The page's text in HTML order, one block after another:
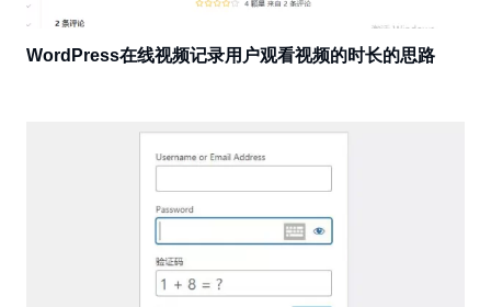
WordPress在线视频记录用户观看视频的时长的思路